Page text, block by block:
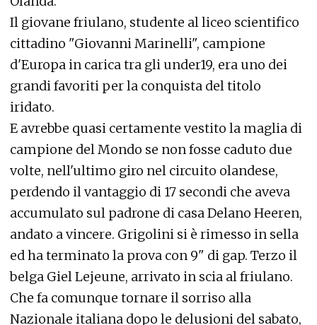
Il giovane friulano, studente al liceo scientifico
cittadino "Giovanni Marinelli", campione
d'Europa in carica tra gli under19, era uno dei
grandi favoriti per la conquista del titolo
iridato.
E avrebbe quasi certamente vestito la maglia di
campione del Mondo se non fosse caduto due
volte, nell'ultimo giro nel circuito olandese,
perdendo il vantaggio di 17 secondi che aveva
accumulato sul padrone di casa Delano Heeren,
andato a vincere. Grigolini si è rimesso in sella
ed ha terminato la prova con 9" di gap. Terzo il
belga Giel Lejeune, arrivato in scia al friulano.
Che fa comunque tornare il sorriso alla
Nazionale italiana dopo le delusioni del sabato,